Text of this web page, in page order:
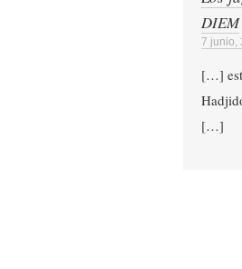
DIEM
7 junio,
[…]
[…]